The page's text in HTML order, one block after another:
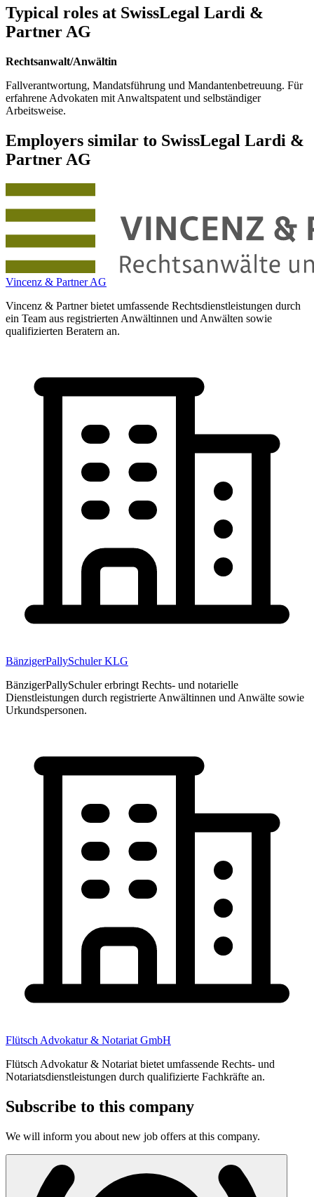
Typical roles at SwissLegal Lardi &
Partner AG
Rechtsanwalt/Anwältin
Fallverantwortung, Mandatsführung und Mandantenbetreuung. Für
erfahrene Advokaten mit Anwaltspatent und selbständiger
Arbeitsweise.
Employers similar to SwissLegal Lardi &
Partner AG
Vincenz & Partner AG
Vincenz & Partner bietet umfassende Rechtsdienstleistungen durch
ein Team aus registrierten Anwältinnen und Anwälten sowie
qualifizierten Beratern an.
BänzigerPallySchuler KLG
BänzigerPallySchuler erbringt Rechts- und notarielle
Dienstleistungen durch registrierte Anwältinnen und Anwälte sowie
Urkundspersonen.
Flütsch Advokatur & Notariat GmbH
Flütsch Advokatur & Notariat bietet umfassende Rechts- und
Notariatsdienstleistungen durch qualifizierte Fachkräfte an.
Subscribe to this company
We will inform you about new job offers at this company.